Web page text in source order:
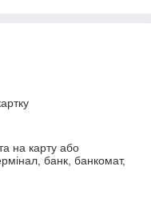
на карту або
банк, банкомат,